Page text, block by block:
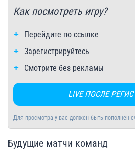
Как посмотреть игру?
Перейдите по ссылке
Зарегистрируйтесь
Смотрите без рекламы
LIVE ПОСЛЕ
Для просмотра у вас должен быть пополнен
Будущие матчи команд